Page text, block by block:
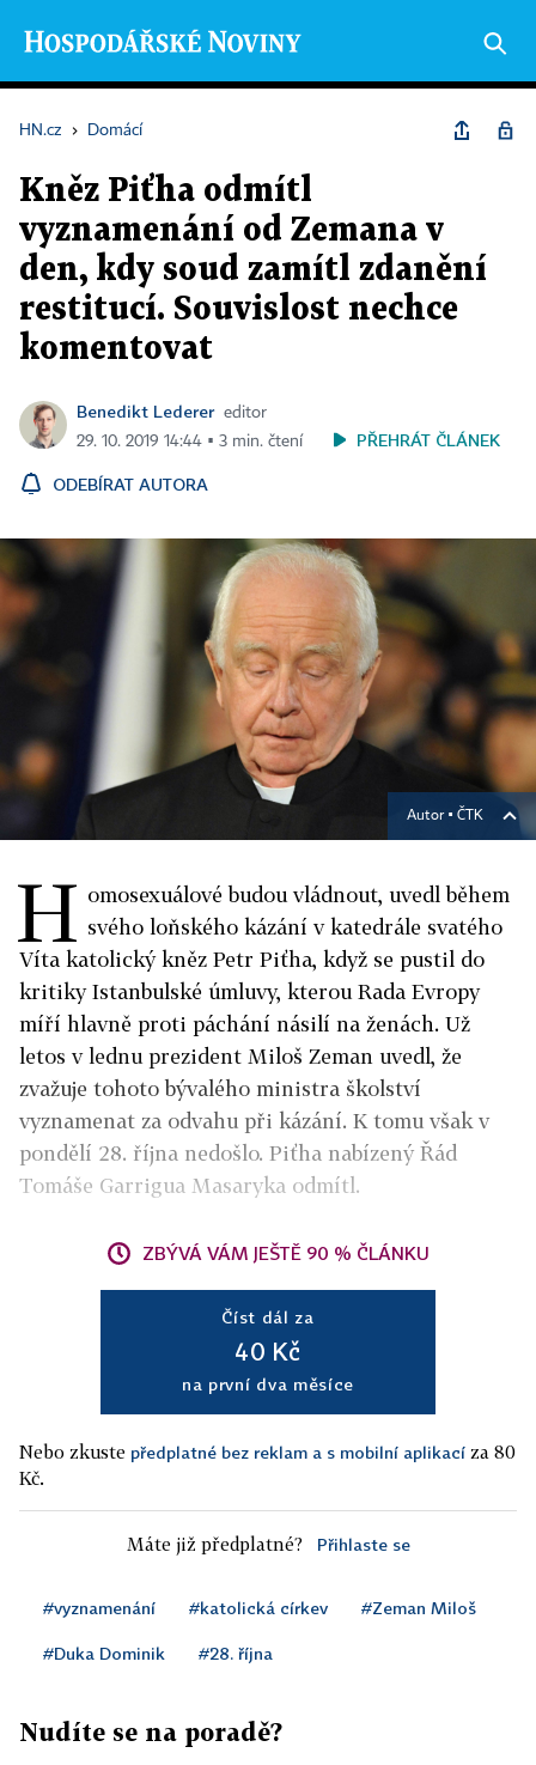
HN.cz › Domácí
Kněz Piťha odmítl
vyznamenání od Zemana v
den, kdy soud zamítl zdanění
restitucí. Souvislost nechce
komentovat
Benedikt Lederer editor
29. 10. 2019 14:44 ▪ 3 min. čtení
PŘEHRÁT ČLÁNEK
ODEBÍRAT AUTORA
Autor ▪ ČTK
H omosexuálové budou vládnout, uvedl během
svého loňského kázání v katedrále svatého
Víta katolický kněz Petr Piťha, když se pustil do
kritiky Istanbulské úmluvy, kterou Rada Evropy
míří hlavně proti páchání násilí na ženách. Už
letos v lednu prezident Miloš Zeman uvedl, že
zvažuje tohoto bývalého ministra školství
vyznamenat za odvahu při kázání. K tomu však v
pondělí 28. října nedošlo. Piťha nabízený Řád
Tomáše Garrigua Masaryka odmítl.
ZBÝVÁ VÁM JEŠTĚ 90 % ČLÁNKU
Číst dál za
40 Kč
na první dva měsíce
Nebo zkuste předplatné bez reklam a s mobilní aplikací za 80
Kč.
Máte již předplatné? Přihlaste se
#vyznamenání #katolická církev #Zeman Miloš
#Duka Dominik #28. října
Nudíte se na poradě?